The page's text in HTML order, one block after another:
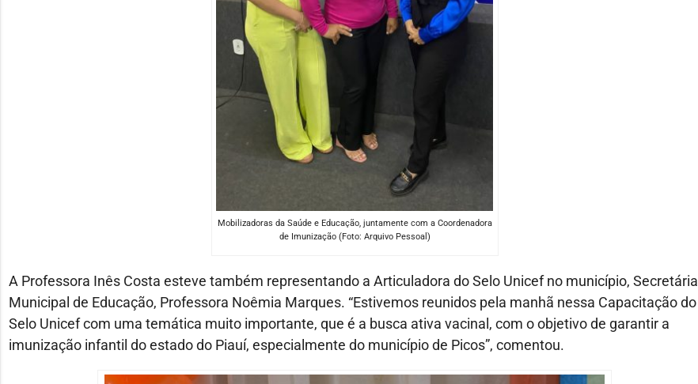
Mobilizadoras da Saúde e Educação, juntamente com a Coordenadora
de Imunização (Foto: Arquivo Pessoal)
A Professora Inês Costa esteve também representando a Articuladora do Selo Unicef no município, Secretária
Municipal de Educação, Professora Noêmia Marques. “Estivemos reunidos pela manhã nessa Capacitação do
Selo Unicef com uma temática muito importante, que é a busca ativa vacinal, com o objetivo de garantir a
imunização infantil do estado do Piauí, especialmente do município de Picos”, comentou.